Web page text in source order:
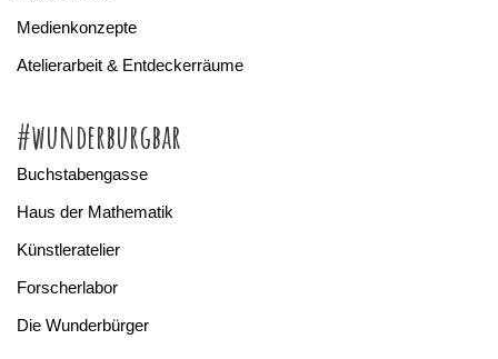
Medienkonzepte
Atelierarbeit & Entdeckerräume
#wunderburgbar
Buchstabengasse
Haus der Mathematik
Künstleratelier
Forscherlabor
Die Wunderbürger